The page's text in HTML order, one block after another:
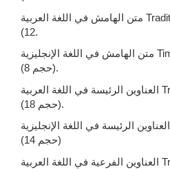
متن الهامش في اللغة العربية Traditional Arabic عادي (حجم
12).
متن الهامش في اللغة الإنجليزية Times New Romanعادي
(حجم 8).
العناوين الرئيسة في اللغة العربية Traditional Arabic أسود
(حجم 18).
العناوين الرئيسة في اللغة الإنجليزيةTimes New Roman أسود
(حجم 14)
العناوين الفرعية في اللغة العربية Traditional Arabic أسود